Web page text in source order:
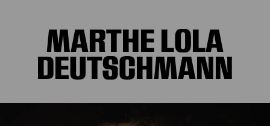
MARTHE LOLA
DEUTSCHMANN